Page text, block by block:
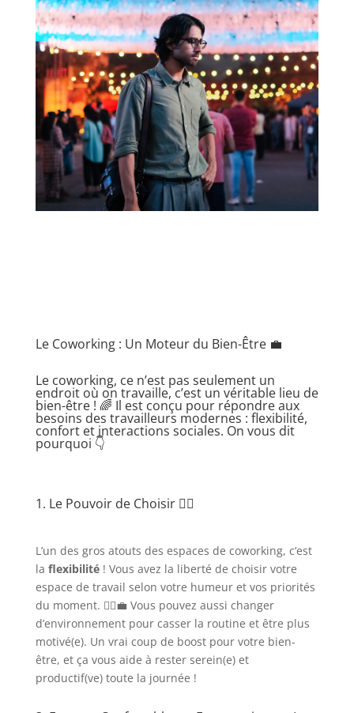
Le Coworking : Un Moteur du Bien-Être 💼
Le coworking, ce n’est pas seulement un
endroit où on travaille, c’est un véritable lieu de
bien-être ! 🌈 Il est conçu pour répondre aux
besoins des travailleurs modernes : flexibilité,
confort et interactions sociales. On vous dit
pourquoi 👇
1. Le Pouvoir de Choisir 🧘‍♀️
L’un des gros atouts des espaces de coworking, c’est
la flexibilité! Vous avez la liberté de choisir votre
espace de travail selon votre humeur et vos priorités
du moment. 🤸‍♂️💼 Vous pouvez aussi changer
d’environnement pour casser la routine et être plus
motivé(e). Un vrai coup de boost pour votre bien-
être, et ça vous aide à rester serein(e) et
productif(ve) toute la journée !